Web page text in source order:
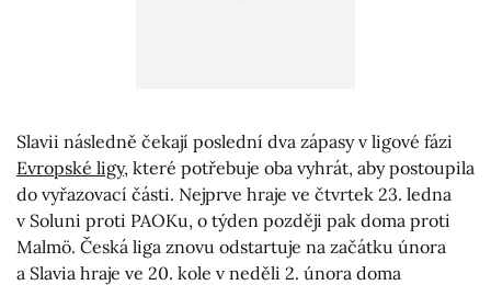
Slavii následně čekají poslední dva zápasy v ligové fázi
Evropské ligy, které potřebuje oba vyhrát, aby postoupila
do vyřazovací části. Nejprve hraje ve čtvrtek 23. ledna
v Soluni proti PAOKu, o týden později pak doma proti
Malmö. Česká liga znovu odstartuje na začátku února
a Slavia hraje ve 20. kole v neděli 2. února doma